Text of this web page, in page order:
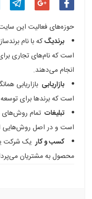
گذاری
در
فیسبوک
گذاری
در
گوگل
پلاس
گذاری
در
حوزه‌های فعالیت این سایت
برندیگکه با نام
است که نام‌های تجاری
انجام می‌دهند.
بازاریابی بازاریابی
است که برندها برای
تبلیغات تمام روش‌های
است و در اصل
کسب و کار یک شرکت
محصول به مشتریان